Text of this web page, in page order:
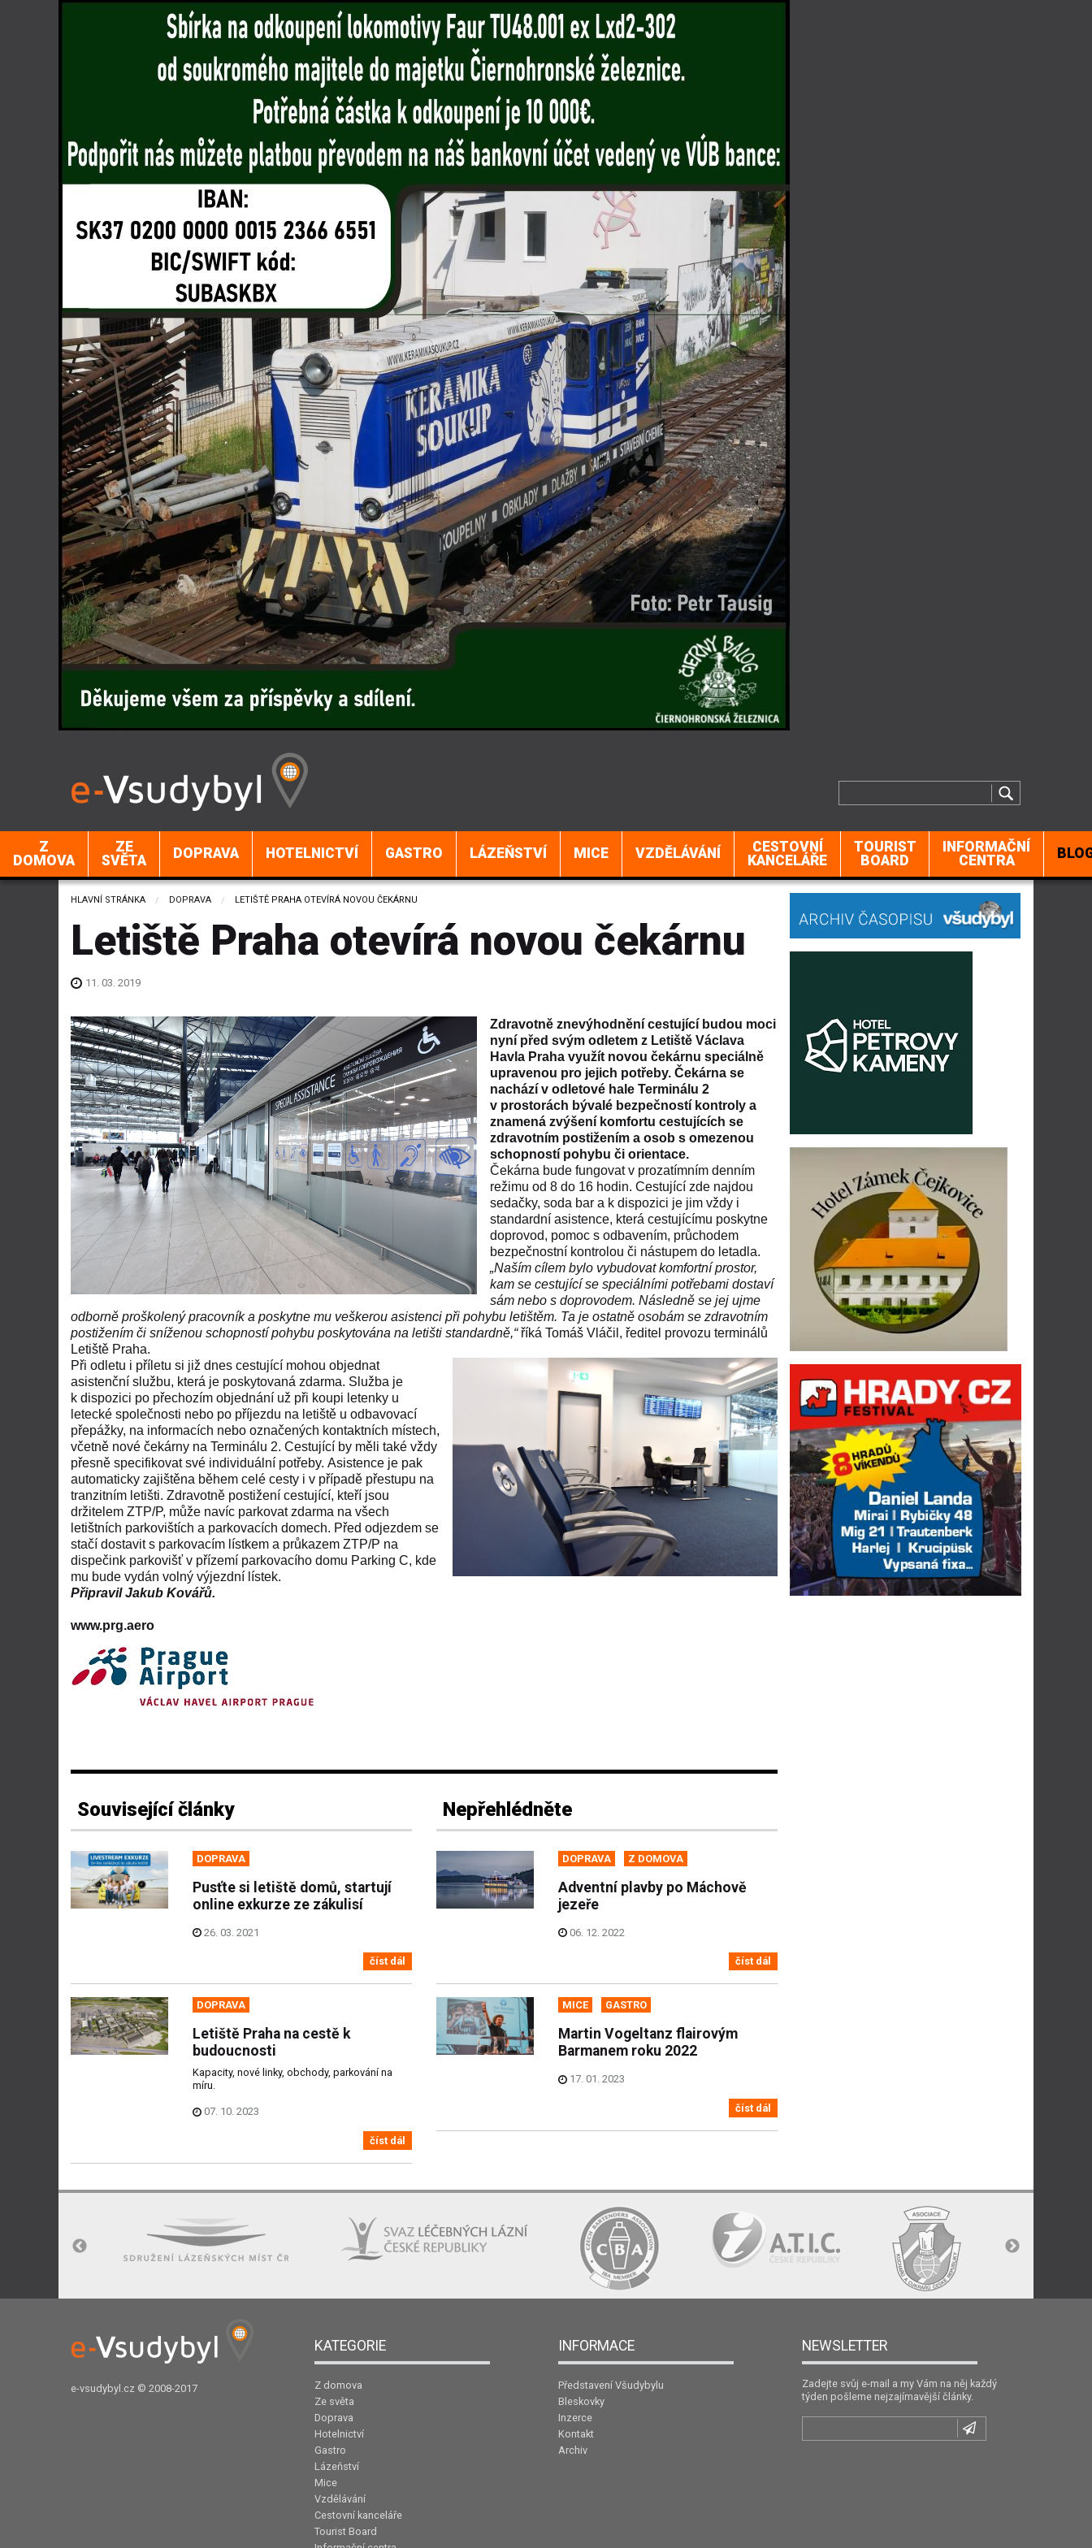
Z
DOMOVA
ZE
SVĚTA
DOPRAVA HOTELNICTVÍ GASTRO LÁZEŇSTVÍ MICE VZDĚLÁVÁNÍ
CESTOVNÍ
KANCELÁŘE
TOURIST
BOARD
INFORMAČNÍ
CENTRA
HLAVNÍ STRÁNKA DOPRAVA CURRENT:
LETIŠTĚ PRAHA OTEVÍRÁ NOVOU ČEKÁRNU
Letiště Praha otevírá novou čekárnu
11. 03. 2019
Zdravotně znevýhodnění cestující budou moci
nyní před svým odletem z Letiště Václava
Havla Praha využít novou čekárnu speciálně
upravenou pro jejich potřeby. Čekárna se
nachází v odletové hale Terminálu 2
v prostorách bývalé bezpečností kontroly a
znamená zvýšení komfortu cestujících se
zdravotním postižením a osob s omezenou
schopností pohybu či orientace.
Čekárna bude fungovat v prozatímním denním
režimu od 8 do 16 hodin. Cestující zde najdou
sedačky, soda bar a k dispozici je jim vždy i
standardní asistence, která cestujícímu poskytne
doprovod, pomoc s odbavením, průchodem
bezpečnostní kontrolou či nástupem do letadla.
„Naším cílem bylo vybudovat komfortní prostor,
kam se cestující se speciálními potřebami dostaví
sám nebo s doprovodem. Následně se jej ujme
odborně proškolený pracovník a poskytne mu veškerou asistenci při pohybu letištěm. Ta je ostatně osobám se zdravotním
postižením či sníženou schopností pohybu poskytována na letišti standardně,“říká Tomáš Vláčil, ředitel provozu terminálů
Letiště Praha.
Při odletu i příletu si již dnes cestující mohou objednat
asistenční službu, která je poskytovaná zdarma. Služba je
k dispozici po přechozím objednání už při koupi letenky u
letecké společnosti nebo po příjezdu na letiště u odbavovací
přepážky, na informacích nebo označených kontaktních místech,
včetně nové čekárny na Terminálu 2. Cestující by měli také vždy
přesně specifikovat své individuální potřeby. Asistence je pak
automaticky zajištěna během celé cesty i v případě přestupu na
tranzitním letišti. Zdravotně postižení cestující, kteří jsou
držitelem ZTP/P, může navíc parkovat zdarma na všech
letištních parkovištích a parkovacích domech. Před odjezdem se
stačí dostavit s parkovacím lístkem a průkazem ZTP/P na
dispečink parkovišť v přízemí parkovacího domu Parking C, kde
mu bude vydán volný výjezdní lístek.
PřipravilJakub Kovářů.
www.prg.aero
Související články
DOPRAVA
Pusťte si letiště domů, startují
online exkurze ze zákulisí
26. 03. 2021
číst dál
DOPRAVA
Letiště Praha na cestě k
budoucnosti
Kapacity, nové linky, obchody, parkování na
míru.
07. 10. 2023
číst dál
Nepřehlédněte
DOPRAVA Z DOMOVA
Adventní plavby po Máchově
jezeře
06. 12. 2022
číst dál
MICE GASTRO
Martin Vogeltanz flairovým
Barmanem roku 2022
17. 01. 2023
číst dál
e-vsudybyl.cz © 2008-2017
KATEGORIE
Z domova
Ze světa
Doprava
Hotelnictví
Gastro
Lázeňství
Mice
Vzdělávání
Cestovní kanceláře
Tourist Board
INFORMACE
Představení Všudybylu
Bleskovky
Inzerce
Kontakt
Archiv
NEWSLETTER
Zadejte svůj e-mail a my Vám na něj každý
týden pošleme nejzajímavější články.